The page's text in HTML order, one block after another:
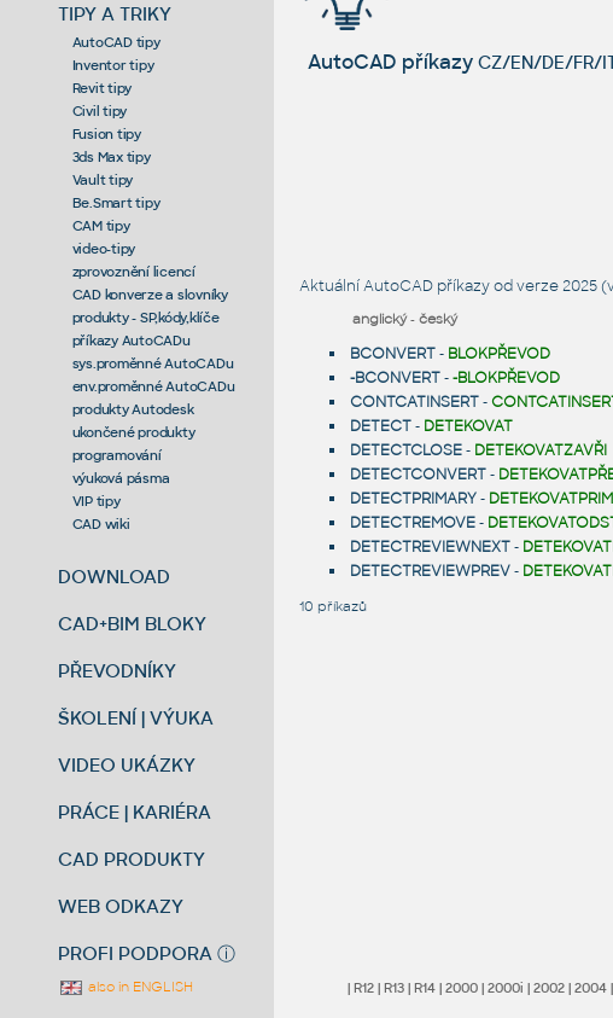
TIPY A TRIKY
AutoCAD tipy
Inventor tipy
Revit tipy
Civil tipy
Fusion tipy
3ds Max tipy
Vault tipy
Be.Smart tipy
CAM tipy
video-tipy
zprovoznění licencí
CAD konverze a slovníky
produkty - SP,kódy,klíče
příkazy AutoCADu
sys.proměnné AutoCADu
env.proměnné AutoCADu
produkty Autodesk
ukončené produkty
programování
výuková pásma
VIP tipy
CAD wiki
DOWNLOAD
CAD+BIM BLOKY
PŘEVODNÍKY
ŠKOLENÍ | VÝUKA
VIDEO UKÁZKY
PRÁCE | KARIÉRA
CAD PRODUKTY
WEB ODKAZY
PROFI PODPORA ⓘ
also in ENGLISH
AutoCAD příkazy CZ/EN/DE/FR/
Aktuální AutoCAD příkazy od verze 2025
anglický- český
BCONVERT- BLOKPŘEVOD
-BCONVERT--BLOKPŘEVOD
CONTCATINSERT-
DETECT- DETEKOVAT
DETECTCLOSE- DETEKOVATZAVŘI
DETECTCONVERT-
DETECTPRIMARY-
DETECTREMOVE-
DETECTREVIEWNEXT-
DETECTREVIEWPREV-
10 příkazů
| R12| R13| R14| 2000| 2000i | 2002| 2004|